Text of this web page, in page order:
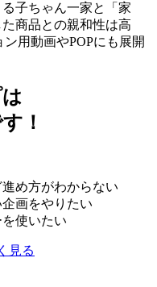
子ちゃん一家と「家
商品との親和性は高
用動画やPOPにも展開
！
め方がわからない
画をやりたい
使いたい
見る